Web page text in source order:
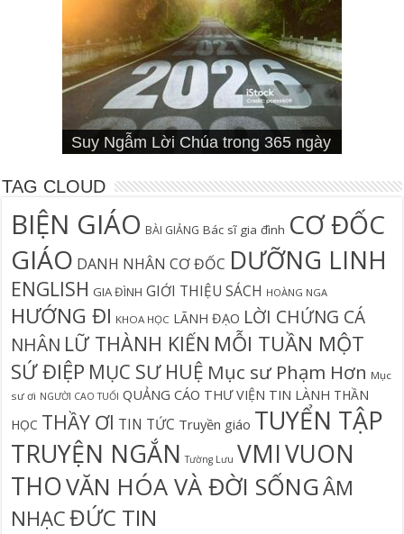
Suy Ngẫm Lời Chúa trong 365 ngày
Đối diện lương tâm
Thần học thay thế
Cơn Đại Nạn Và Hội Thánh (bản
hiệu đính)
Suy Ngẫm Lời Chúa 365 Ngày
Hội Thánh sẽ trải qua cơn đại nạn?
Câu Cá Và Đánh Lưới Người
4 Signs You Aren’t Walking In Your
Calling
Thiên Lộ Lịch Trình
Suy Ngẫm Tân Ước Với Warren W.
Wiersbe
TAG CLOUD
BIỆN GIÁO BÀI GIẢNG Bác sĩ gia đình CƠ ĐỐC
GIÁO DANH NHÂN CƠ ĐỐC DƯỠNG LINH
ENGLISH GIA ĐÌNH GIỚI THIỆU SÁCH HOÀNG NGA
HƯỚNG ĐI KHOA HỌC LÃNH ĐẠO LỜI CHỨNG CÁ
NHÂN LỮ THÀNH KIẾN MỖI TUẦN MỘT
SỨ ĐIỆP MỤC SƯ HUỆ Mục sư Phạm Hơn Mục
sư ơi NGƯỜI CAO TUỔI QUẢNG CÁO THƯ VIỆN TIN LÀNH THẦN
HỌC THẦY ƠI TIN TỨC Truyền giáo TUYỂN TẬP
TRUYỆN NGẮN Tường Lưu VMIVUON
THOVĂN HÓA VÀ ĐỜI SỐNGÂM
NHẠCĐỨC TIN